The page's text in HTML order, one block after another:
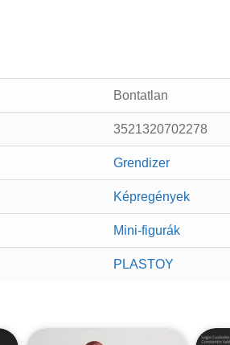
Bontatlan
3521320702278
Grendizer
Képregények
Mini-figurák
PLASTOY